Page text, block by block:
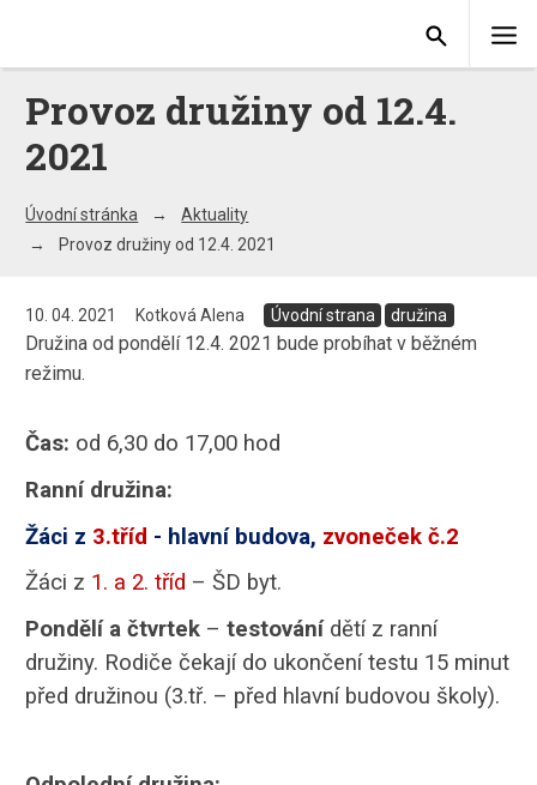
Provoz družiny od 12.4.
2021
Úvodní stránka
Aktuality
Provoz družiny od 12.4. 2021
10. 04. 2021 Kotková Alena Úvodní strana družina
Družina od pondělí 12.4. 2021 bude probíhat v běžném
režimu.
Čas: od 6,30 do 17,00 hod
Ranní družina:
Žáci z 3.tříd - hlavní budova, zvoneček č.2
Žáci z 1. a 2. tříd – ŠD byt.
Pondělí a čtvrtek – testovánídětí z ranní
družiny. Rodiče čekají do ukončení testu 15 minut
před družinou (3.tř. – před hlavní budovou školy).